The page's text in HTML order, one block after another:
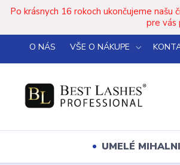
Po krásnych 16 rokoch ukončujeme
pre vás
O NÁS VŠE O NÁKUPE
UMELÉ